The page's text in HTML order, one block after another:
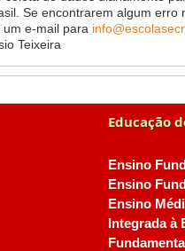
Se encontrarem algum
e-mail para
Teixeira
Educação
Ensino
Ensino
Ensino
Integrada à
Fundamental